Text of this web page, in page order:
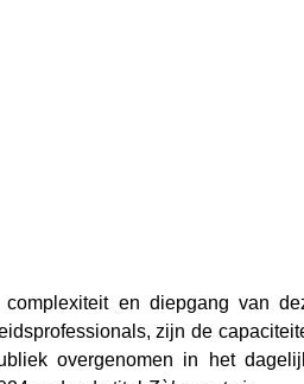
en diepgang van
zijn de
overgenomen in het